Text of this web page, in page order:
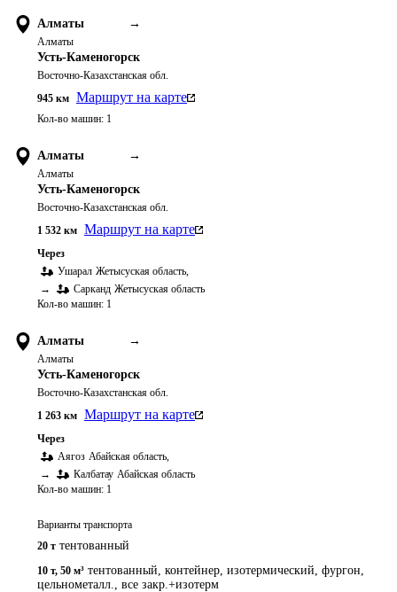
Алматы →
Алматы
Усть-Каменогорск
Восточно-Казахстанская обл.
945 км Маршрут на карте
Кол-во машин: 1
Алматы →
Алматы
Усть-Каменогорск
Восточно-Казахстанская обл.
1 532 км Маршрут на карте
Через
Ушарал Жетысуская область,
→
Сарканд Жетысуская область
Кол-во машин: 1
Алматы →
Алматы
Усть-Каменогорск
Восточно-Казахстанская обл.
1 263 км Маршрут на карте
Через
Аягоз Абайская область,
→
Калбатау Абайская область
Кол-во машин: 1
Варианты транспорта
20 т тентованный
10 т, 50 м³ тентованный, контейнер, изотермический, фургон,
цельнометалл., все закр.+изотерм